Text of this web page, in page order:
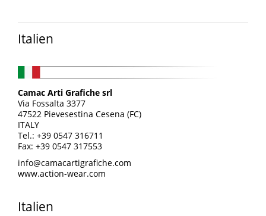
Italien
Camac Arti Grafiche srl
Via Fossalta 3377
47522 Pievesestina Cesena (FC)
ITALY
Tel.: +39 0547 316711
Fax: +39 0547 317553
info@camacartigrafiche.com
www.action-wear.com
Italien